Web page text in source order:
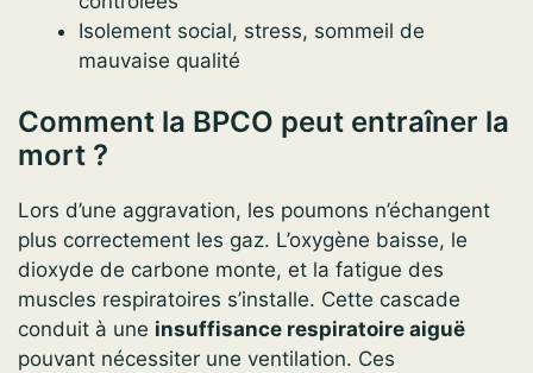
Isolement social, stress, sommeil de
mauvaise qualité
Comment la BPCO peut entraîner la
mort ?
Lors d’une aggravation, les poumons n’échangent
plus correctement les gaz. L’oxygène baisse, le
dioxyde de carbone monte, et la fatigue des
muscles respiratoires s’installe. Cette cascade
conduit à une insuffisance respiratoire aiguë
pouvant nécessiter une ventilation. Ces